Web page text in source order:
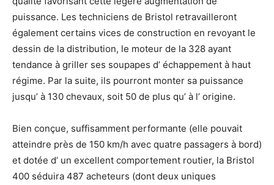
puissance. Les techniciens de Bristol retravailleront
également certains vices de construction en revoyant le
dessin de la distribution, le moteur de la 328 ayant
tendance à griller ses soupapes d’ échappement à haut
régime. Par la suite, ils pourront monter sa puissance
jusqu’ à 130 chevaux, soit 50 de plus qu’ à l’ origine.
Bien conçue, suffisamment performante (elle pouvait
atteindre près de 150 km/h avec quatre passagers à bord)
et dotée d’ un excellent comportement routier, la Bristol
400 séduira 487 acheteurs (dont deux uniques